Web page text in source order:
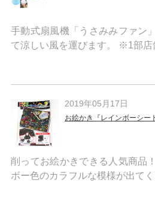
手動式扇風機「うさみみファン
て涼しい風を運びます。 ※1部店
2019年05月17日
お絵かき『レインボーシー
削ってお絵かきできる人気商品
ボー色のカラフルな模様が出て